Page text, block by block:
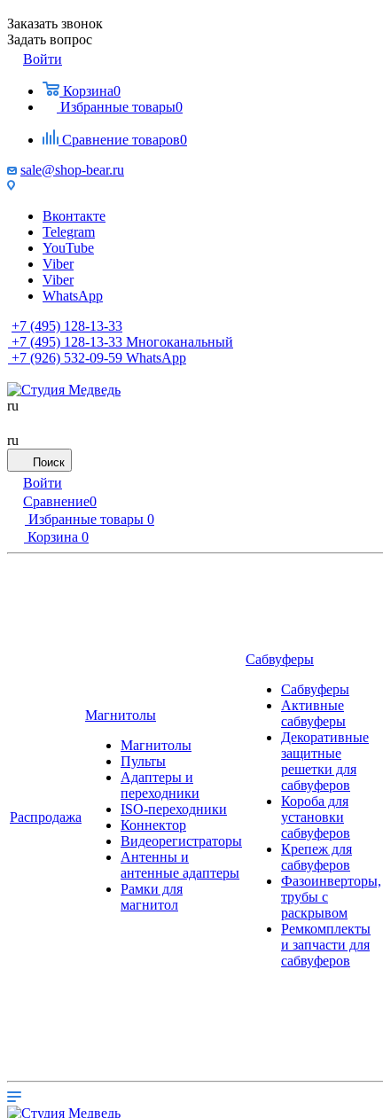
Заказать звонок
Задать вопрос
Войти
Корзина0
Избранные товары0
Сравнение товаров0
sale@shop-bear.ru
Вконтакте
Telegram
YouTube
Viber
Viber
WhatsApp
+7 (495) 128-13-33
+7 (495) 128-13-33 Многоканальный
+7 (926) 532-09-59 WhatsApp
ru
ru
Поиск
Войти
Сравнение0
Избранные товары 0
Корзина 0
Распродажа
Магнитолы
Магнитолы
Пульты
Адаптеры и
переходники
ISO-переходники
Коннектор
Видеорегистраторы
Антенны и
антенные адаптеры
Рамки для
магнитол
Сабвуферы
Сабвуферы
Активные
сабвуферы
Декоративные
защитные
решетки для
сабвуферов
Короба для
установки
сабвуферов
Крепеж для
сабвуферов
Фазоинверторы,
трубы с
раскрывом
Ремкомплекты
и запчасти для
сабвуферов